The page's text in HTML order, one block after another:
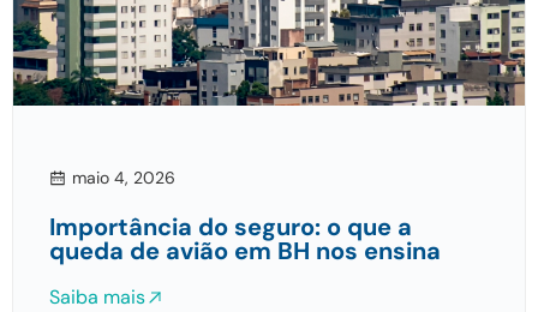
maio 4, 2026
Importância do seguro: o que a
queda de avião em BH nos ensina
Saiba mais